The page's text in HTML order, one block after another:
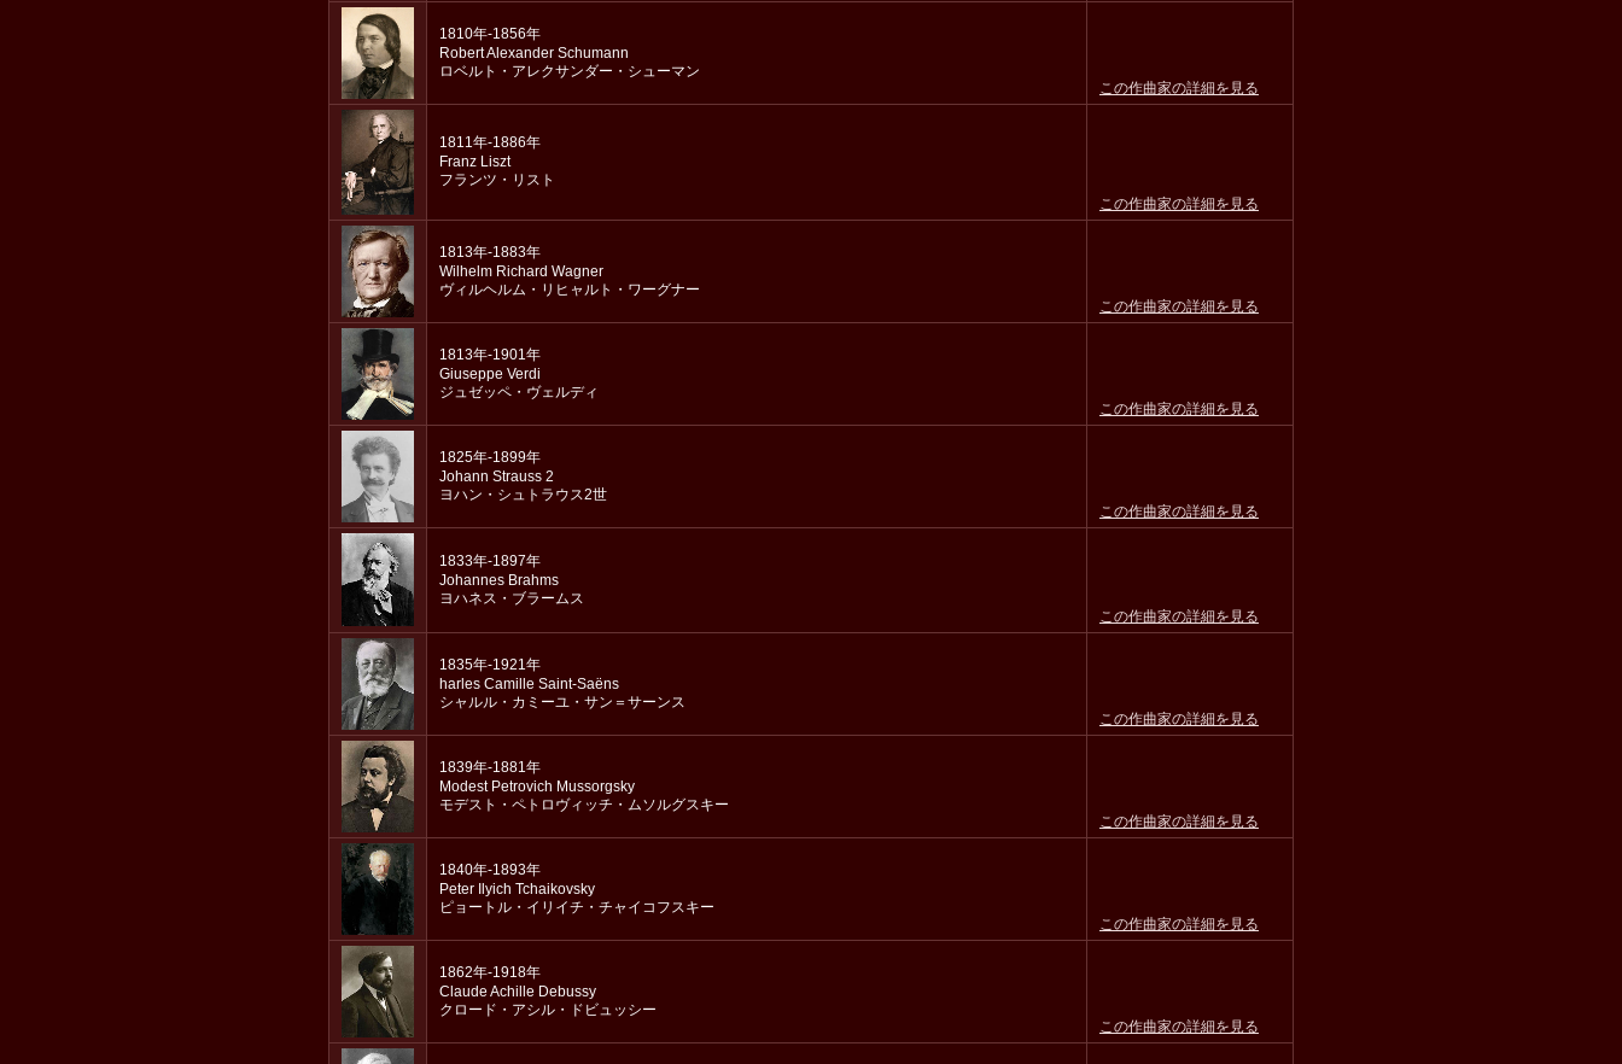
1810年-1856年
Robert Alexander Schumann
ロベルト・アレクサンダー・シューマン
この作曲家の詳細を見る
1811年-1886年
Franz Liszt
フランツ・リスト
この作曲家の詳細を見る
1813年-1883年
Wilhelm Richard Wagner
ヴィルヘルム・リヒャルト・ワーグナー
この作曲家の詳細を見る
1813年-1901年
Giuseppe Verdi
ジュゼッペ・ヴェルディ
この作曲家の詳細を見る
1825年-1899年
Johann Strauss 2
ヨハン・シュトラウス2世
この作曲家の詳細を見る
1833年-1897年
Johannes Brahms
ヨハネス・ブラームス
この作曲家の詳細を見る
1835年-1921年
harles Camille Saint-Saëns
シャルル・カミーユ・サン＝サーンス
この作曲家の詳細を見る
1839年-1881年
Modest Petrovich Mussorgsky
モデスト・ペトロヴィッチ・ムソルグスキー
この作曲家の詳細を見る
1840年-1893年
Peter Ilyich Tchaikovsky
ピョートル・イリイチ・チャイコフスキー
この作曲家の詳細を見る
1862年-1918年
Claude Achille Debussy
クロード・アシル・ドビュッシー
この作曲家の詳細を見る